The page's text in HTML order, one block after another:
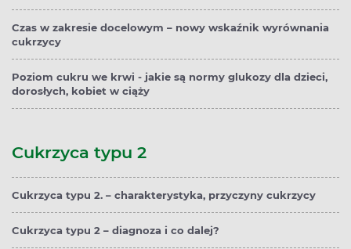
Czas w zakresie docelowym – nowy wskaźnik wyrównania
cukrzycy
Poziom cukru we krwi - jakie są normy glukozy dla dzieci,
dorosłych, kobiet w ciąży
Cukrzyca typu 2
Cukrzyca typu 2. – charakterystyka, przyczyny cukrzycy
Cukrzyca typu 2 – diagnoza i co dalej?